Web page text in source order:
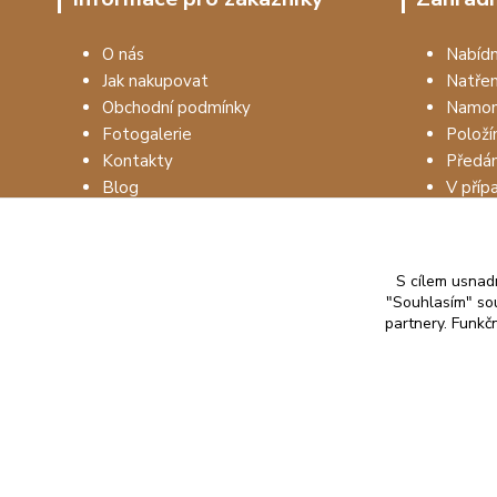
O nás
Jak nakupovat
Obchodní podmínky
Fotogalerie
Kontakty
Blog
V
S cílem
"Souhlasím"
partnery.